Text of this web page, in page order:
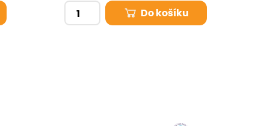
Do košíku